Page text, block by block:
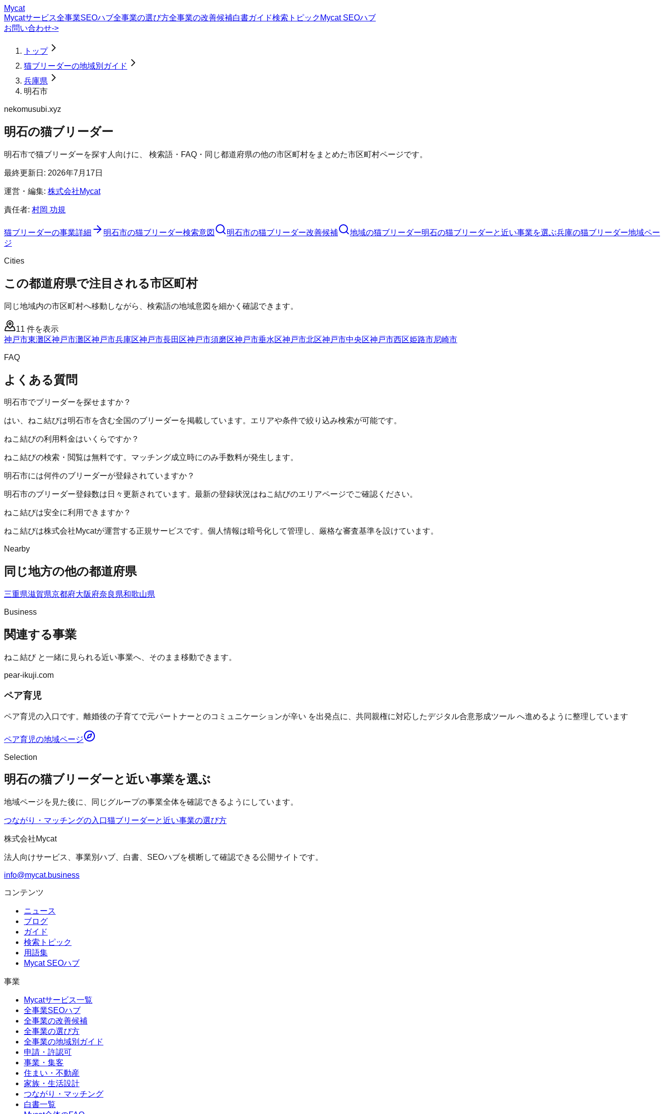
Mycat
Mycatサービス全事業SEOハブ全事業の選び方全事業の改善候補白書ガイド検索トピック Mycat SEOハブ
お問い合わせ->
トップ
猫ブリーダーの地域別ガイド
兵庫県
明石市
nekomusubi.xyz
明石の猫ブリーダー
明石市で猫ブリーダーを探す人向けに、 検索語・FAQ・同じ都道府県の他の市区町村をまとめた市区町村ページです。
最終更新日: 2026年7月17日
運営・編集: 株式会社Mycat
責任者: 村岡 功規
猫ブリーダーの事業詳細 明石市の猫ブリーダー検索意図 明石市の猫ブリーダー改善候補 地域の猫ブリーダー明石の猫ブリーダーと近い事業を選ぶ兵庫の猫ブリーダー地域ペー
ジ
Cities
この都道府県で注目される市区町村
同じ地域内の市区町村へ移動しながら、検索語の地域意図を細かく確認できます。
11 件を表示
神戸市東灘区神戸市灘区神戸市兵庫区神戸市長田区神戸市須磨区神戸市垂水区神戸市北区神戸市中央区神戸市西区姫路市尼崎市
FAQ
よくある質問
明石市でブリーダーを探せますか？
はい、ねこ結びは明石市を含む全国のブリーダーを掲載しています。エリアや条件で絞り込み検索が可能です。
ねこ結びの利用料金はいくらですか？
ねこ結びの検索・閲覧は無料です。マッチング成立時にのみ手数料が発生します。
明石市には何件のブリーダーが登録されていますか？
明石市のブリーダー登録数は日々更新されています。最新の登録状況はねこ結びのエリアページでご確認ください。
ねこ結びは安全に利用できますか？
ねこ結びは株式会社Mycatが運営する正規サービスです。個人情報は暗号化して管理し、厳格な審査基準を設けています。
Nearby
同じ地方の他の都道府県
三重県滋賀県京都府大阪府奈良県和歌山県
Business
関連する事業
ねこ結びと一緒に見られる近い事業へ、そのまま移動できます。
pear-ikuji.com
ペア育児
ペア育児の入口です。離婚後の子育てで元パートナーとのコミュニケーションが辛い を出発点に、共同親権に対応したデジタル合意形成ツール へ進めるように整理しています
ペア育児の地域ページ
Selection
明石の猫ブリーダーと近い事業を選ぶ
地域ページを見た後に、同じグループの事業全体を確認できるようにしています。
つながり・マッチングの入口猫ブリーダーと近い事業の選び方
株式会社Mycat
法人向けサービス、事業別ハブ、白書、SEOハブを横断して確認できる公開サイトです。
info@mycat.business
コンテンツ
ニュース
ブログ
ガイド
検索トピック
用語集
Mycat SEOハブ
事業
Mycatサービス一覧
全事業SEOハブ
全事業の改善候補
全事業の選び方
全事業の地域別ガイド
申請・許認可
事業・集客
住まい・不動産
家族・生活設計
つながり・マッチング
白書一覧